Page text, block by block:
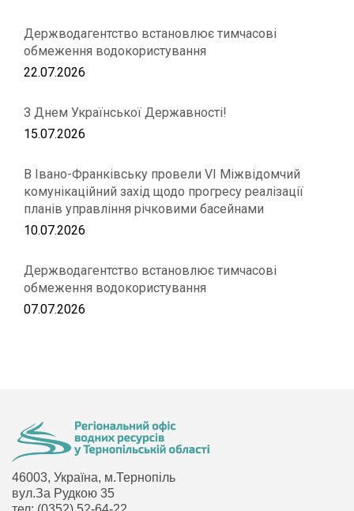
Держводагентство встановлює тимчасові
обмеження водокористування
22.07.2026
З Днем Української Державності!
15.07.2026
В Івано-Франківську провели VІ Міжвідомчий
комунікаційний захід щодо прогресу реалізації
планів управління річковими басейнами
10.07.2026
Держводагентство встановлює тимчасові
обмеження водокористування
07.07.2026
46003, Україна, м.Тернопіль
вул.За Рудкою 35